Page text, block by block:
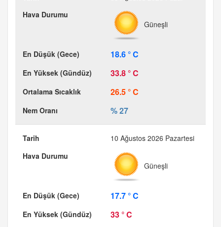
Güneşli
18.6 ° C
33.8 ° C
26.5 ° C
% 27
10 Ağustos 2026 Pazartesi
Güneşli
17.7 ° C
33 ° C